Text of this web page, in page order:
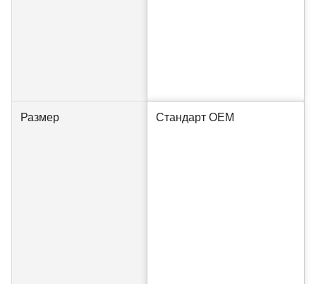
Размер Стандарт OEM